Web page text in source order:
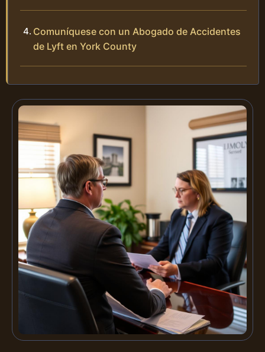
Comuníquese con un Abogado de Accidentes
de Lyft en York County